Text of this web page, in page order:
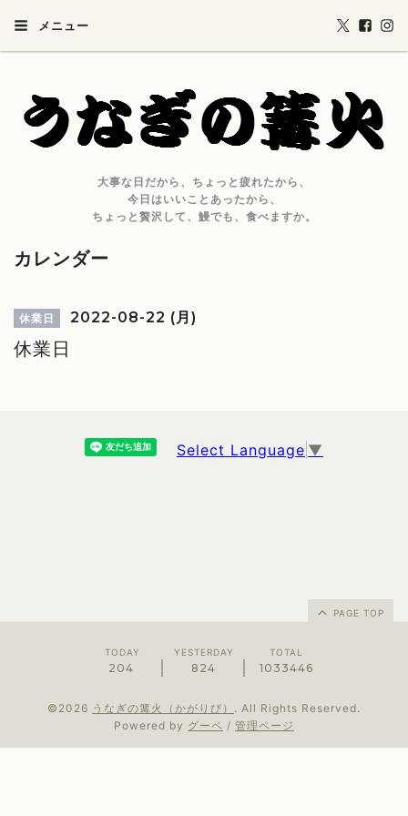
メニュー
大事な日だから、ちょっと疲れたから、
今日はいいことあったから、
ちょっと贅沢して、鰻でも、食べますか。
カレンダー
休業日 2022-08-22 (月)
休業日
Select Language ▼
PAGE TOP
TODAY
204
YESTERDAY
824
TOTAL
1033446
©2026 うなぎの篝火（かがりび） . All Rights Reserved.
Powered by グーペ / 管理ページ